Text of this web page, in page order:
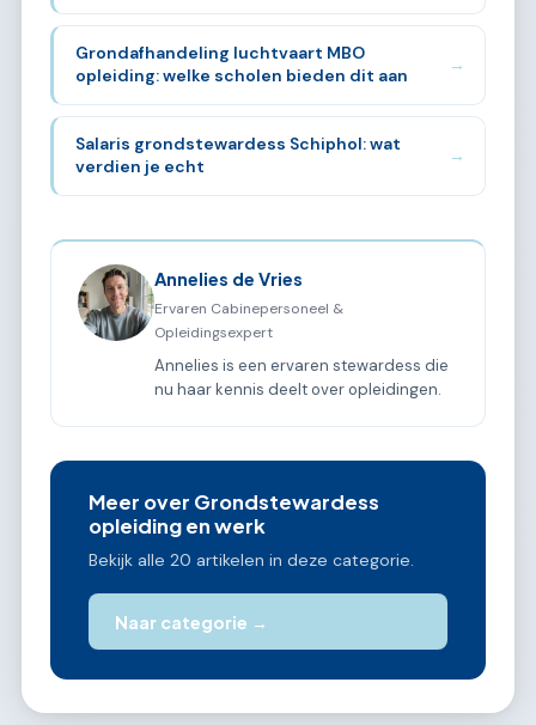
Grondafhandeling luchtvaart MBO
opleiding: welke scholen bieden dit aan
→
Salaris grondstewardess Schiphol: wat
verdien je echt
→
Annelies de Vries
Ervaren Cabinepersoneel &
Opleidingsexpert
Annelies is een ervaren stewardess die
nu haar kennis deelt over opleidingen.
Meer over Grondstewardess
opleiding en werk
Bekijk alle 20 artikelen in deze categorie.
Naar categorie →